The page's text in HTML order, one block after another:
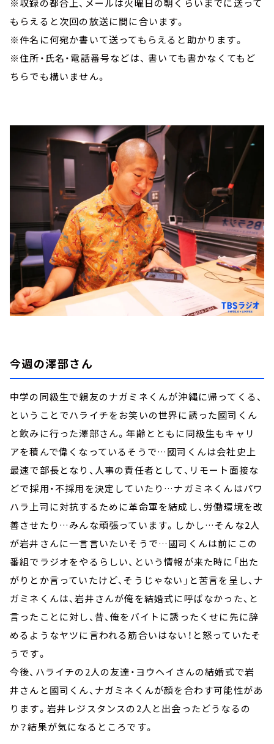
※収録の都合上、メールは火曜日の朝くらいまでに送って
もらえると次回の放送に間に合います。
※件名に何宛か書いて送ってもらえると助かります。
※住所・氏名・電話番号などは、 書いても書かなくてもど
ちらでも構いません。
今週の澤部さん
中学の同級生で親友のナガミネくんが沖縄に帰ってくる、
ということでハライチをお笑いの世界に誘った國司くん
と飲みに行った澤部さん。年齢とともに同級生もキャリ
アを積んで偉くなっているそうで…國司くんは会社史上
最速で部長となり、人事の責任者として、リモート面接な
どで採用・不採用を決定していたり…ナガミネくんはパワ
ハラ上司に対抗するために革命軍を結成し、労働環境を改
善させたり…みんな頑張っています。しかし…そんな2人
が岩井さんに一言言いたいそうで…國司くんは前にこの
番組でラジオをやるらしい、という情報が来た時に「出た
がりとか言っていたけど、そうじゃない」と苦言を呈し、ナ
ガミネくんは、岩井さんが俺を結婚式に呼ばなかった、と
言ったことに対し、昔、俺をバイトに誘ったくせに先に辞
めるようなヤツに言われる筋合いはない！と怒っていたそ
うです。
今後、ハライチの2人の友達・ヨウヘイさんの結婚式で岩
井さんと國司くん、ナガミネくんが顔を合わす可能性があ
ります。岩井レジスタンスの2人と出会ったどうなるの
か？結果が気になるところです。